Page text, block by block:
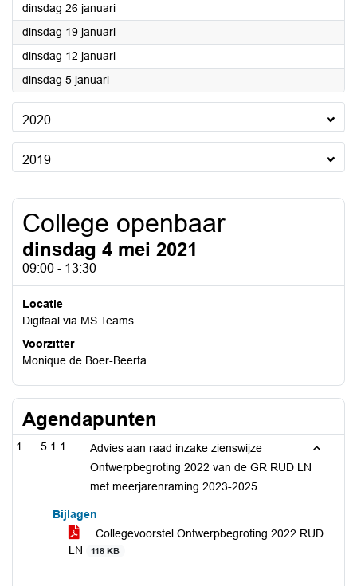
dinsdag 26 januari2021
dinsdag 19 januari2021
dinsdag 12 januari2021
dinsdag 5 januari2021
2020
2019
College openbaar
dinsdag 4 mei 2021
09:00 - 13:30
Locatie
Digitaal via MS Teams
Voorzitter
Monique de Boer-Beerta
Agendapunten
5.1.1
Advies aan raad inzake zienswijze
Ontwerpbegroting 2022 van de GR RUD LN
met meerjarenraming 2023-2025
Bijlagen
Collegevoorstel Ontwerpbegroting 2022 RUD
LN
118 KB